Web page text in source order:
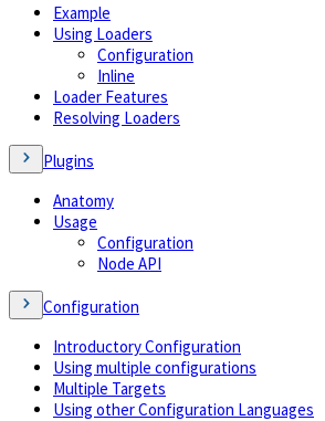
Example
Using Loaders
Configuration
Inline
Loader Features
Resolving Loaders
Plugins
Anatomy
Usage
Configuration
Node API
Configuration
Introductory Configuration
Using multiple configurations
Multiple Targets
Using other Configuration Languages